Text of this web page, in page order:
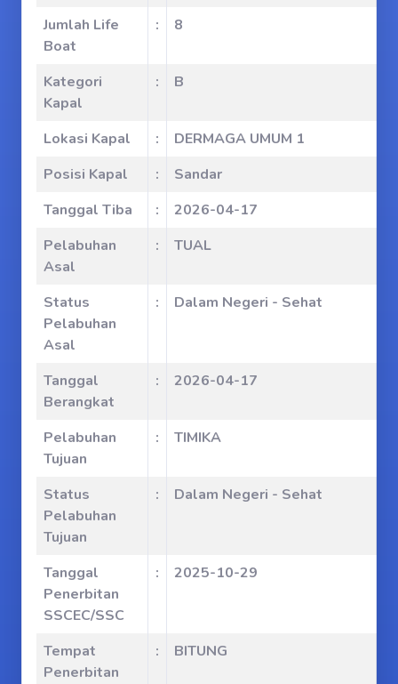
Jumlah Life
Boat
: 8
Kategori
Kapal
: B
Lokasi Kapal :
DERMAGA UMUM 1
Posisi Kapal
:
Sandar
Tanggal Tiba
:
2026-04-17
Pelabuhan
Asal
: TUAL
Status
Pelabuhan
Asal
: Dalam Negeri - Sehat
Tanggal
Berangkat
: 2026-04-17
Pelabuhan
Tujuan
: TIMIKA
Status
Pelabuhan
Tujuan
: Dalam Negeri - Sehat
Tanggal
Penerbitan
SSCEC/SSC
: 2025-10-29
Tempat
Penerbitan
: BITUNG